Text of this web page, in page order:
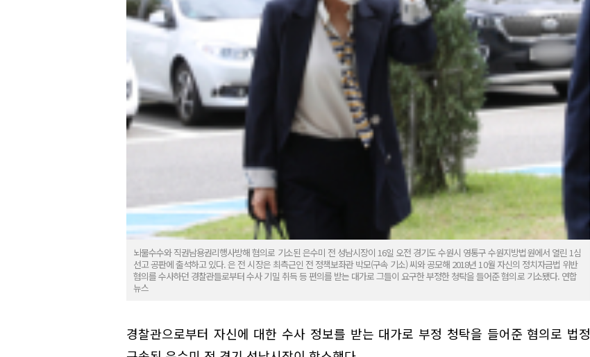
뇌물수수와 직권남용권리행사방해 혐의로 기소된 은수미 전 성남시장이 16일 오전 경기도 수원시 영통구 수원지방법원에서 열린 1심
선고 공판에 출석하고 있다. 은 전 시장은 최측근인 전 정책보좌관 박모(구속 기소) 씨와 공모해 2018년 10월 자신의 정치자금법 위반
혐의를 수사하던 경찰관들로부터 수사 기밀 취득 등 편의를 받는 대가로 그들이 요구한 부정한 청탁을 들어준 혐의로 기소됐다. 연합
뉴스
경찰관으로부터 자신에 대한 수사 정보를 받는 대가로 부정 청탁을 들어준 혐의로 법정